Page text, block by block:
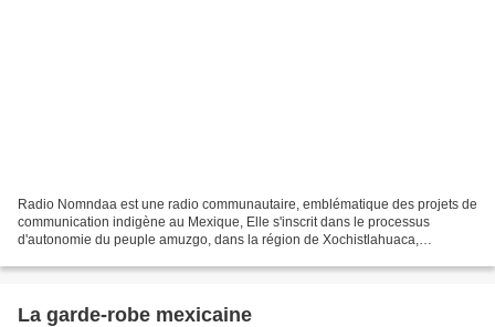
Radio Nomndaa est une radio communautaire, emblématique des projets de
communication indigène au Mexique, Elle s'inscrit dans le processus
d'autonomie du peuple amuzgo, dans la région de Xochistlahuaca,
La garde-robe mexicaine